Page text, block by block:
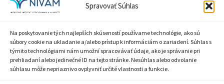
Spravovať Súhlas
Na poskytovanie tých najlepších skúseností používame technológie, ako sú
súbory cookie na ukladanie a/alebo prístup k informáciám o zariadení. Súhlas s
týmito technológiami nám umožní spracovávať údaje, ako je správanie pri
prehliadaní alebo jedinečné ID na tejto stránke. Nesúhlas alebo odvolanie
súhlasu môže nepriaznivo ovplyvniť určité vlastnosti a funkcie.
DIČ: 2020798714
Zásady ochrany súkromia